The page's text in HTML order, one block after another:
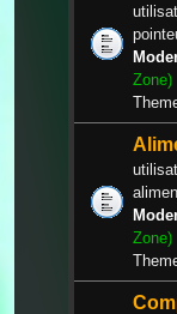
Zone)
Zone)